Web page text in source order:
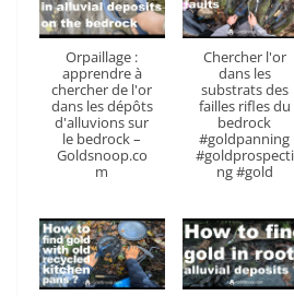
Orpaillage :
apprendre à
chercher de l'or
dans les dépôts
d'alluvions sur
le bedrock –
Goldsnoop.co
m
Chercher l'or
dans les
substrats des
failles rifles du
bedrock
#goldpanning
#goldprospecti
ng #gold